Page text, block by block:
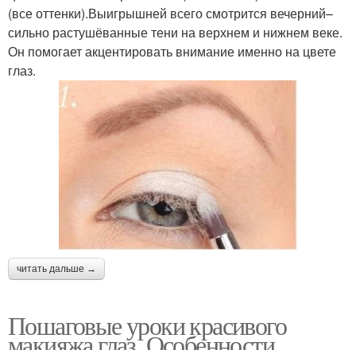
(все оттенки).Выигрышней всего смотрится вечерний–
сильно растушёванные тени на верхнем и нижнем веке.
Он помогает акцентировать внимание именно на цвете
глаз.
читать дальше →
Пошаговые уроки красивого